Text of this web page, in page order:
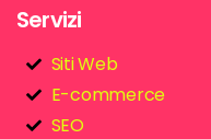
Servizi
Siti Web
E-commerce
SEO